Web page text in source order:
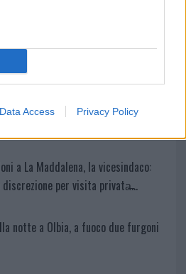
Data Access Privacy Policy
in ospedale a Catania, ma il tour
ci sono”
Ponte e Alfa: Olbia ombelico del
a La Maddalena, la vicesindaco:
discrezione per visita privata̶…
notte a Olbia, a fuoco due furgoni